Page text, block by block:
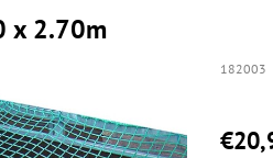
x 2.70m
182003